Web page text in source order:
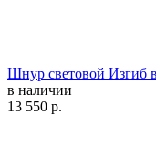
Шнур световой Изгиб
в наличии
13 550 р.